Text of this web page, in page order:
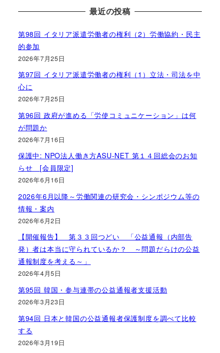
最近の投稿
第98回 イタリア派遣労働者の権利（2）労働協約・民主
的参加
2026年7月25日
第97回 イタリア派遣労働者の権利（1）立法・司法を中
心に
2026年7月25日
第96回 政府が進める「労使コミュニケーション」は何
が問題か
2026年7月16日
保護中: NPO法人働き方ASU-NET 第１４回総会のお知
らせ [会員限定]
2026年6月16日
2026年6月以降～労働関連の研究会・シンポジウム等の
情報・案内
2026年6月2日
【開催報告】 第３３回つどい 「公益通報（内部告
発）者は本当に守られているか？ ～問題だらけの公益
通報制度を考える～」
2026年4月5日
第95回 韓国・参与連帯の公益通報者支援活動
2026年3月23日
第94回 日本と韓国の公益通報者保護制度を調べて比較
する
2026年3月19日